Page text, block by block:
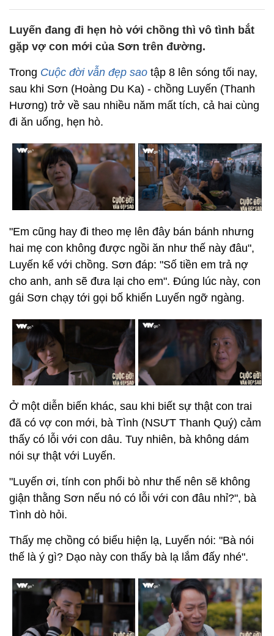
Luyến đang đi hẹn hò với chồng thì vô tình bắt
gặp vợ con mới của Sơn trên đường.
Trong Cuộc đời vẫn đẹp sao tập 8 lên sóng tối nay,
sau khi Sơn (Hoàng Du Ka) - chồng Luyến (Thanh
Hương) trở về sau nhiều năm mất tích, cả hai cùng
đi ăn uống, hẹn hò.
"Em cũng hay đi theo mẹ lên đây bán bánh nhưng
hai mẹ con không được ngồi ăn như thế này đâu",
Luyến kể với chồng. Sơn đáp: "Số tiền em trả nợ
cho anh, anh sẽ đưa lại cho em". Đúng lúc này, con
gái Sơn chạy tới gọi bố khiến Luyến ngỡ ngàng.
Ở một diễn biến khác, sau khi biết sự thật con trai
đã có vợ con mới, bà Tình (NSƯT Thanh Quý) cảm
thấy có lỗi với con dâu. Tuy nhiên, bà không dám
nói sự thật với Luyến.
"Luyến ơi, tính con phổi bò như thế nên sẽ không
giận thằng Sơn nếu nó có lỗi với con đâu nhỉ?", bà
Tình dò hỏi.
Thấy mẹ chồng có biểu hiện lạ, Luyến nói: "Bà nói
thế là ý gì? Dạo này con thấy bà lạ lắm đấy nhé".